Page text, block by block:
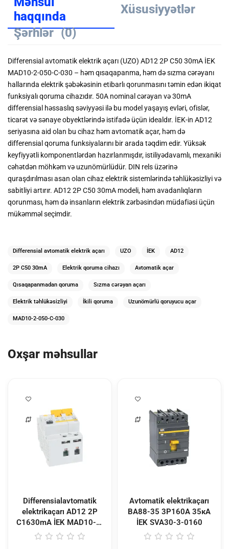
haqqında
Xüsusiyyətlər
Şərhlər (0)
Differensial avtomatik elektrik açarı (UZO) AD12 2P C50 30mA İEK
MAD10-2-050-C-030 – həm qısaqapanma, həm də sızma cərəyanı
hallarında elektrik şəbəkəsinin etibarlı qorunmasını təmin edən ikiqat
funksiyalı qoruma cihazıdır. 50A nominal cərəyan və 30mA
differensial həssaslıq səviyyəsi ilə bu model yaşayış evləri, ofislər,
ticarət və sənaye obyektlərində istifadə üçün idealdır. İEK-in AD12
seriyasına aid olan bu cihaz həm avtomatik açar, həm də
differensial qoruma funksiyalarını bir arada təqdim edir. Yüksək
keyfiyyətli komponentlərdən hazırlanmışdır, istiliyədavamlı, mexaniki
cəhətdən möhkəm və uzunömürlüdür. DIN rels üzərinə
quraşdırılması asan olan cihaz elektrik sistemlərində təhlükəsizliyi və
sabitliyi artırır. AD12 2P C50 30mA modeli, həm avadanlıqların
qorunması, həm də insanların elektrik zərbəsindən müdafiəsi üçün
mükəmməl seçimdir.
Differensial avtomatik elektrik açarı UZO İEK AD12
2P C50 30mA Elektrik qoruma cihazı Avtomatik açar
Qısaqapanmadan qoruma Sızma cərəyan açarı
Elektrik təhlükəsizliyi İkili qoruma Uzunömürlü qoruyucu açar
MAD10-2-050-C-030
Oxşar məhsullar
Differensialavtomatik
elektrikaçarı АD12 2Р
C1630mА İEK MAD10-2-
016-C-030
Avtomatik elektrikaçarı
ВА88-35 3Р160А 35кА
İEK SVA30-3-0160